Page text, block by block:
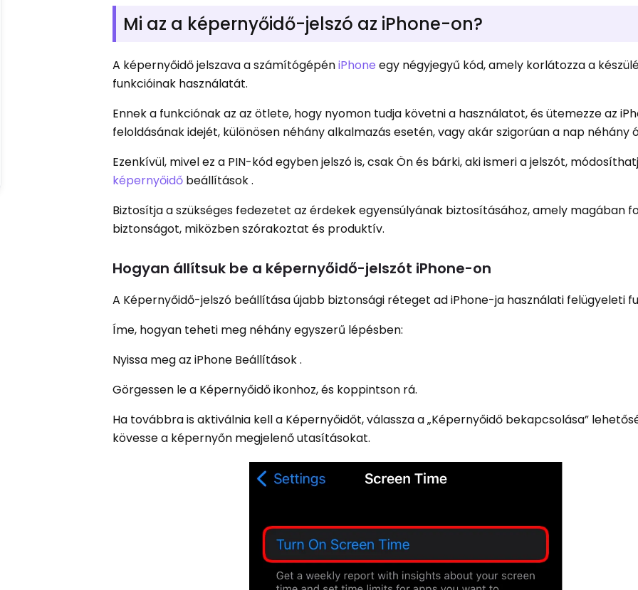
Mi az a képernyőidő-jelszó az iPhone-on?
A képernyőidő jelszava a számítógépéniPhone egy négyjegyű kód, amely korlátozza a
funkcióinak használatát.
Ennek a funkciónak az az ötlete, hogy nyomon tudja követni a használatot, és ütemezze az
feloldásának idejét, különösen néhány alkalmazás esetén, vagy akár szigorúan a nap néhány
Ezenkívül, mivel ez a PIN-kód egyben jelszó is, csak Ön és bárki, aki ismeri a jelszót,
képernyőidő beállítások .
Biztosítja a szükséges fedezetet az érdekek egyensúlyának biztosításához, amely magában
biztonságot, miközben szórakoztat és produktív.
Hogyan állítsuk be a képernyőidő-jelszót iPhone-on
A Képernyőidő-jelszó beállítása újabb biztonsági réteget ad iPhone-ja használati felügyeleti
Íme, hogyan teheti meg néhány egyszerű lépésben:
Nyissa meg az iPhone Beállítások .
Görgessen le a Képernyőidő ikonhoz, és koppintson rá.
Ha továbbra is aktiválnia kell a Képernyőidőt, válassza a „Képernyőidő bekapcsolása”
kövesse a képernyőn megjelenő utasításokat.